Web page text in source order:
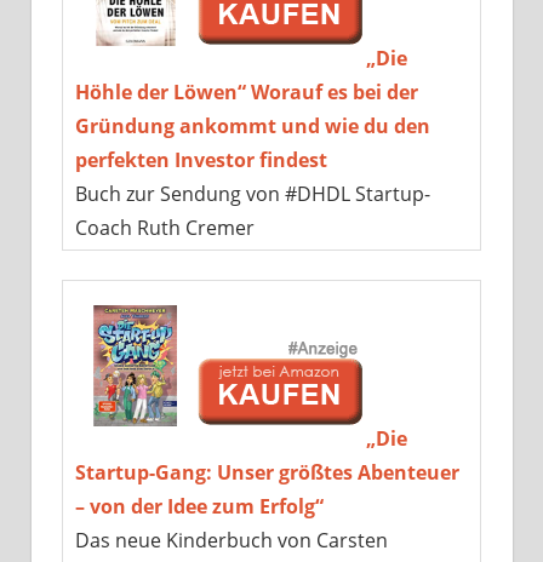
„Die
Höhle der Löwen“ Worauf es bei der
Gründung ankommt und wie du den
perfekten Investor findest
Buch zur Sendung von #DHDL Startup-
Coach Ruth Cremer
„Die
Startup-Gang: Unser größtes Abenteuer
– von der Idee zum Erfolg“
Das neue Kinderbuch von Carsten